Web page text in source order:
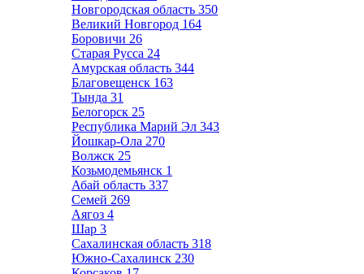
Новгородская область 350
Великий Новгород 164
Боровичи 26
Старая Русса 24
Амурская область 344
Благовещенск 163
Тында 31
Белогорск 25
Республика Марий Эл 343
Йошкар-Ола 270
Волжск 25
Козьмодемьянск 1
Абай область 337
Семей 269
Аягоз 4
Шар 3
Сахалинская область 318
Южно-Сахалинск 230